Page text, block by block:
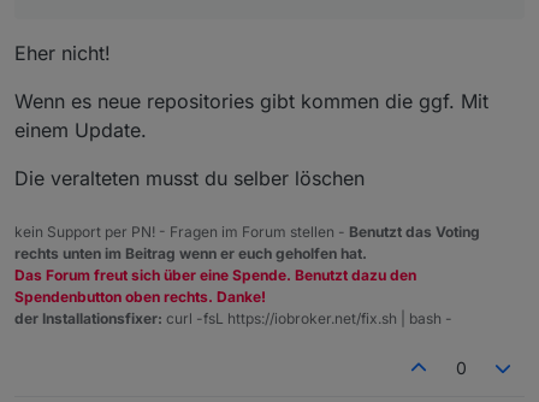
Eher nicht!
Wenn es neue repositories gibt kommen die ggf. Mit
einem Update.
Die veralteten musst du selber löschen
kein Support per PN! - Fragen im Forum stellen - Benutzt das Voting
rechts unten im Beitrag wenn er euch geholfen hat.
Das Forum freut sich über eine Spende. Benutzt dazu den
Spendenbutton oben rechts. Danke!
der Installationsfixer: curl -fsL https://iobroker.net/fix.sh | bash -
0